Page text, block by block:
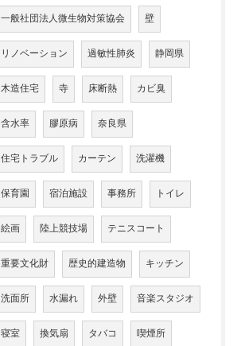
一般社団法人微生物対策協会 壁
リノベーション 過敏性肺炎 静岡県
木造住宅 寺 床断熱 カビ臭
含水率 膠原病 奈良県
住宅トラブル カーテン 洗濯機
保育園 宿泊施設 事務所 トイレ
絵画 陸上競技場 テニスコート
重要文化財 歴史的建造物 キッチン
洗面所 水漏れ 外壁 音楽スタジオ
寝室 換気扇 タバコ 喫煙所